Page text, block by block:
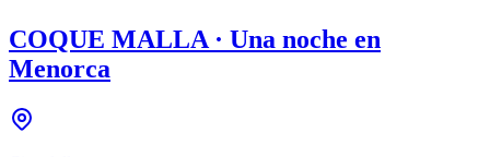
COQUE MALLA · Una noche en
Menorca